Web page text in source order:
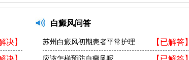
决】
白癜风问答
【已解答】
苏州白癜风初期患者平常护理..